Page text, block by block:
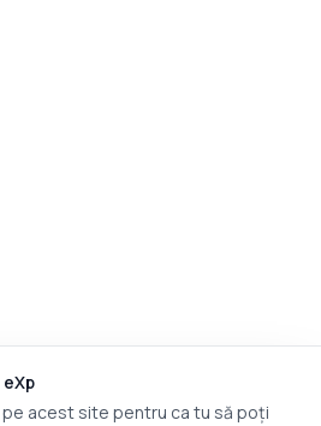
acest site pentru ca tu să poți